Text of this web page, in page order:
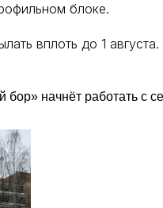
блоке.
вплоть до 1
бор» начнёт работать с